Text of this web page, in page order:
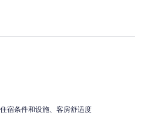
宿条件和设施、客房舒适度